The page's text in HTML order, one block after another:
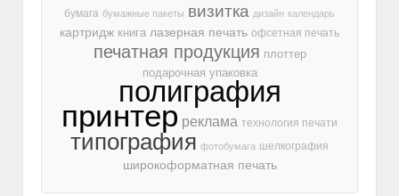
бумага бумажные пакеты визитка дизайн календарь
картридж книга лазерная печать офсетная печать
печатная продукция плоттер
подарочная упаковка
полиграфия
принтер реклама технология печати
типография фотобумага шелкография
широкоформатная печать